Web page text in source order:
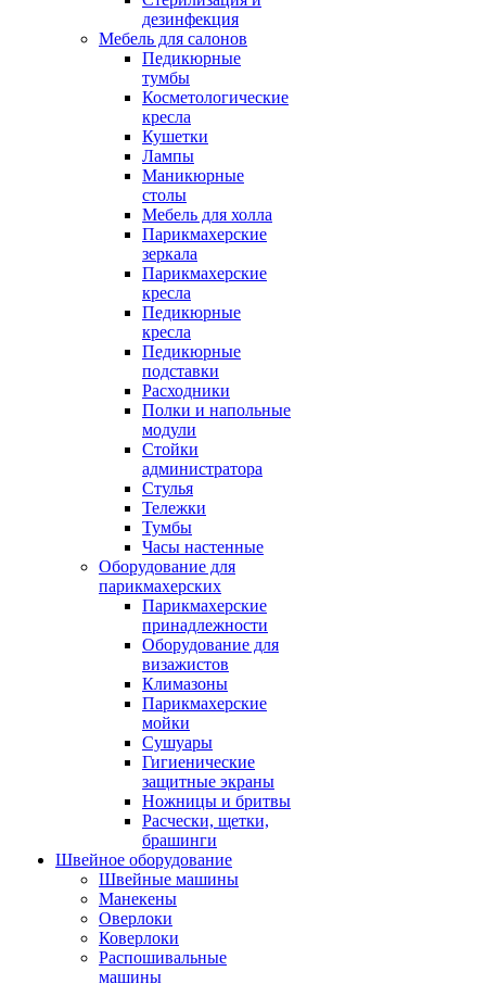
дезинфекция
Мебель для салонов
Педикюрные
тумбы
Косметологические
кресла
Кушетки
Лампы
Маникюрные
столы
Мебель для холла
Парикмахерские
зеркала
Парикмахерские
кресла
Педикюрные
кресла
Педикюрные
подставки
Расходники
Полки и напольные
модули
Стойки
администратора
Стулья
Тележки
Тумбы
Часы настенные
Оборудование для
парикмахерских
Парикмахерские
принадлежности
Оборудование для
визажистов
Климазоны
Парикмахерские
мойки
Сушуары
Гигиенические
защитные экраны
Ножницы и бритвы
Расчески, щетки,
брашинги
Швейное оборудование
Швейные машины
Манекены
Оверлоки
Коверлоки
Распошивальные
машины